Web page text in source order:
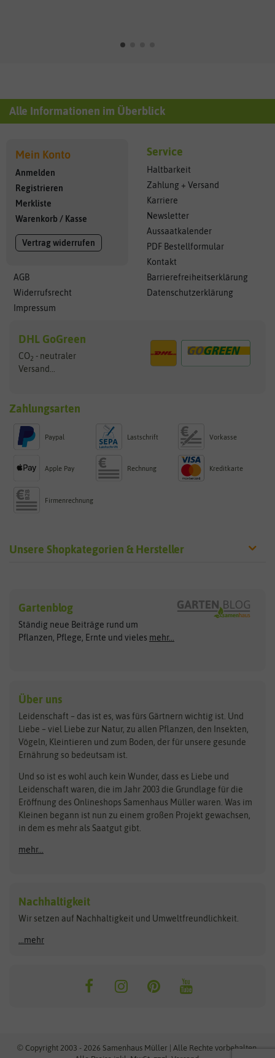
Alle Informationen im Überblick
Mein Konto
Anmelden
Registrieren
Merkliste
Warenkorb / Kasse
Vertrag widerrufen
AGB
Widerrufsrecht
Impressum
Service
Haltbarkeit
Zahlung + Versand
Karriere
Newsletter
Aussaatkalender
PDF Bestellformular
Kontakt
Barrierefreiheitserklärung
Datenschutzerklärung
DHL GoGreen
CO2 - neutraler
Versand...
Zahlungsarten
Paypal Lastschrift Vorkasse
Apple Pay Rechnung Kreditkarte
Firmenrechnung
Unsere Shopkategorien & Hersteller
Exotische Samen
Gemüsesamen
Gründünger
Kräutersamen
Obstsamen
Pilzbrut
Rasensamen
Steckzwiebeln
Zimmer & Kübelpflanzen
Kataloge
Schnäppchen
Anzucht & Gartenzubehör
Anzuchtschalen
Heizmatte & Heizkabel
Kokos-Quelltabletten
Zimmergewächshaus
Maissamen
Arche Noah
ASB Greenworld
Benary
Bingenheimer Saatgut
Bionana
BIOWOL
Blumicorn
Bûten Birds
Carl Pabst
Clever Pots
COMPO
Dürr-Samen
Feldsaaten Freudenberger
Fertil
Flora Elite
Florissa
Flortis
Franchi Sementi
Hortitops
JUB Holland
Gartenblog
Ständig neue Beiträge rund um
Pflanzen, Pflege, Ernte und vieles mehr...
Über uns
Leidenschaft – das ist es, was fürs Gärtnern wichtig ist. Und
Liebe – viel Liebe zur Natur, zu allen Pflanzen, den Insekten,
Vögeln, Kleintieren und zum Boden, der für unsere gesunde
Ernährung so bedeutsam ist.
Und so ist es wohl auch kein Wunder, dass es Liebe und
Leidenschaft waren, die im Jahr 2003 die Grundlage für die
Eröffnung des Onlineshops Samenhaus Müller waren. Was im
Kleinen begann ist nun zu einem großen Projekt gewachsen,
in dem es mehr als Saatgut gibt.
mehr...
Nachhaltigkeit
Wir setzen auf Nachhaltigkeit und Umweltfreundlichkeit.
...mehr
© Copyright 2003 - 2026 Samenhaus Müller | Alle Rechte vorbehalten.